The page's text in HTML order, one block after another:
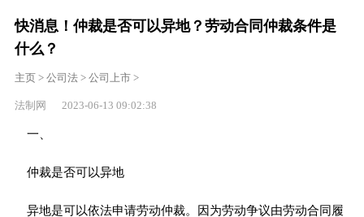
快消息！仲裁是否可以异地？劳动合同仲裁条件是
什么？
主页> 公司法> 公司上市>
法制网 2023-06-13 09:02:38
一、
仲裁是否可以异地
异地是可以依法申请劳动仲裁。因为劳动争议由劳动合同履